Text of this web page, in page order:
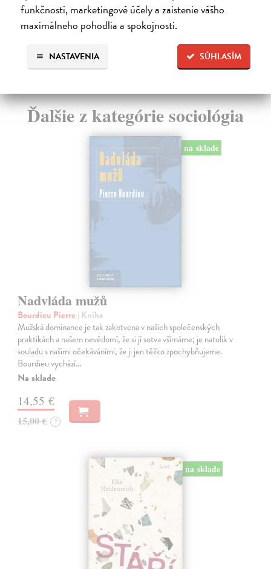
funkčnosti, marketingové účely a zaistenie vášho
maximálneho pohodlia a spokojnosti.
SÚHLASÍM
NASTAVENIA
15,00 € ?
Ďalšie z kategórie sociológia
na sklade
Nadvláda mužů
Bourdieu Pierre | Kniha
Mužská dominance je tak zakotvena v našich společenských
praktikách a našem nevědomí, že si jí sotva všímáme; je natolik v
souladu s našimi očekáváními, že ji jen těžko zpochybňujeme.
Bourdieu vychází…
Na sklade
14,55 €
15,00 € ?
na sklade